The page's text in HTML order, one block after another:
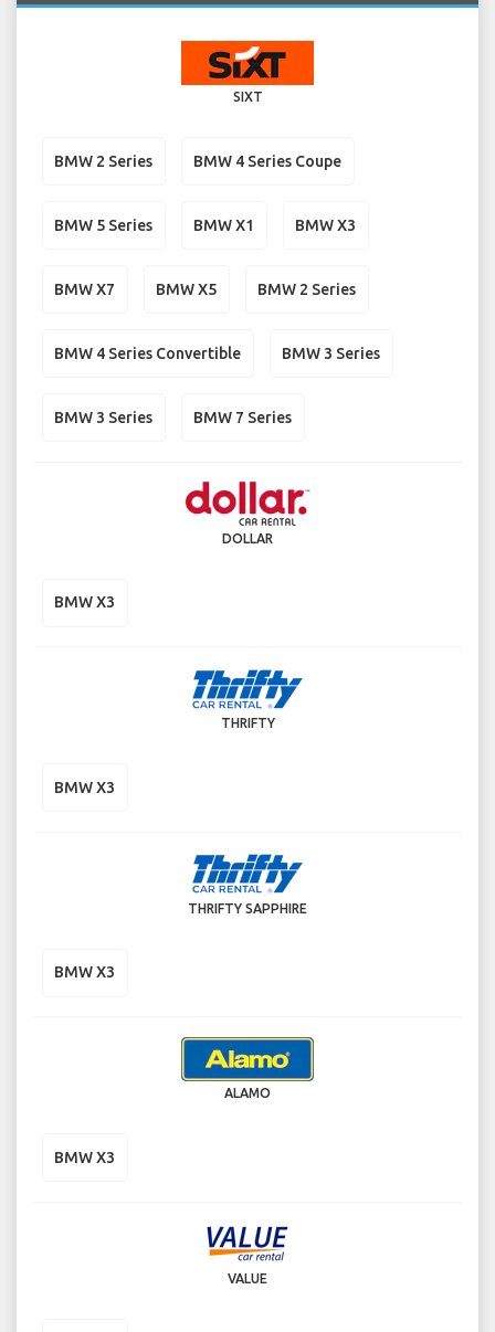
SIXT
BMW 2 Series BMW 4 Series Coupe
BMW 5 Series BMW X1 BMW X3
BMW X7 BMW X5 BMW 2 Series
BMW 4 Series Convertible BMW 3 Series
BMW 3 Series BMW 7 Series
DOLLAR
BMW X3
THRIFTY
BMW X3
THRIFTY SAPPHIRE
BMW X3
ALAMO
BMW X3
VALUE